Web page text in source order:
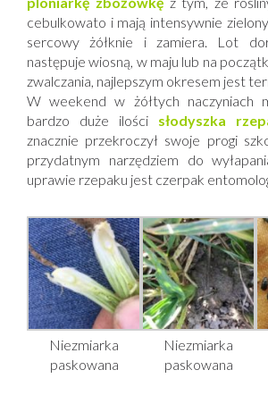
cebulkowato i mają intensywnie
sercowy żółknie i zamiera. Lot
następuje wiosną, w maju lub na
zwalczania, najlepszym okresem jest
W weekend w żółtych naczyniach
bardzo duże ilości słodyszka
znacznie przekroczył swoje progi
przydatnym narzędziem do
uprawie rzepaku jest czerpak
Niezmiarka
paskowana
Niezmiarka
paskowana